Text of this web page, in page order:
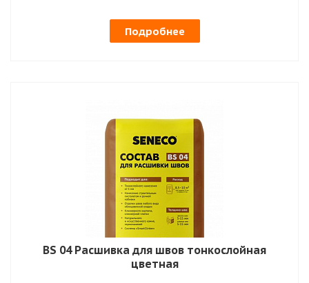
Подробнее
BS 04 Расшивка для швов тонкослойная
цветная